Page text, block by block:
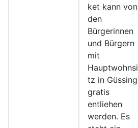
ket kann von
den
Bürgerinnen
und Bürgern
mit
Hauptwohnsi
tz in Güssing
gratis
entliehen
werden. Es